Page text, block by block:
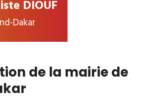
DIOUF
Dakar
de la mairie de